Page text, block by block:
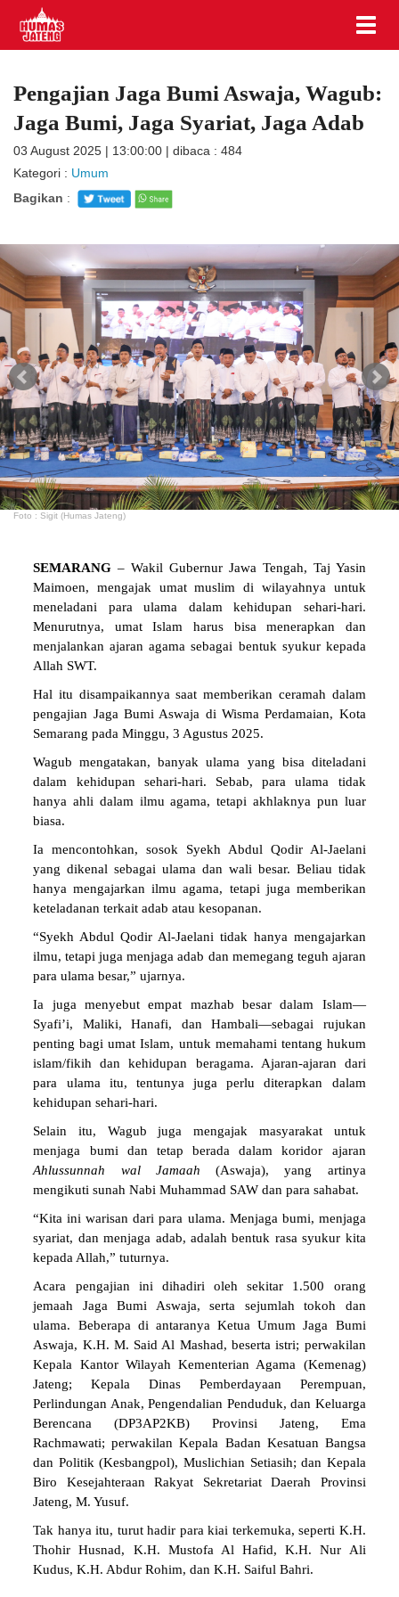
Pengajian Jaga Bumi Aswaja, Wagub:
Jaga Bumi, Jaga Syariat, Jaga Adab
03 August 2025 | 13:00:00 | dibaca : 484
Kategori : Umum
Bagikan :
Foto : Sigit (Humas Jateng)
SEMARANG– Wakil Gubernur Jawa Tengah, Taj Yasin
Maimoen, mengajak umat muslim di wilayahnya untuk
meneladani para ulama dalam kehidupan sehari-hari.
Menurutnya, umat Islam harus bisa menerapkan dan
menjalankan ajaran agama sebagai bentuk syukur kepada
Allah SWT.
Hal itu disampaikannya saat memberikan ceramah dalam
pengajian Jaga Bumi Aswaja di Wisma Perdamaian, Kota
Semarang pada Minggu, 3 Agustus 2025.
Wagub mengatakan, banyak ulama yang bisa diteladani
dalam kehidupan sehari-hari. Sebab, para ulama tidak
hanya ahli dalam ilmu agama, tetapi akhlaknya pun luar
biasa.
Ia mencontohkan, sosok Syekh Abdul Qodir Al-Jaelani
yang dikenal sebagai ulama dan wali besar. Beliau tidak
hanya mengajarkan ilmu agama, tetapi juga memberikan
keteladanan terkait adab atau kesopanan.
“Syekh Abdul Qodir Al-Jaelani tidak hanya mengajarkan
ilmu, tetapi juga menjaga adab dan memegang teguh ajaran
para ulama besar,” ujarnya.
Ia juga menyebut empat mazhab besar dalam Islam—
Syafi’i, Maliki, Hanafi, dan Hambali—sebagai rujukan
penting bagi umat Islam, untuk memahami tentang hukum
islam/fikih dan kehidupan beragama. Ajaran-ajaran dari
para ulama itu, tentunya juga perlu diterapkan dalam
kehidupan sehari-hari.
Selain itu, Wagub juga mengajak masyarakat untuk
menjaga bumi dan tetap berada dalam koridor ajaran
Ahlussunnah wal Jamaah (Aswaja), yang artinya
mengikuti sunah Nabi Muhammad SAW dan para sahabat.
“Kita ini warisan dari para ulama. Menjaga bumi, menjaga
syariat, dan menjaga adab, adalah bentuk rasa syukur kita
kepada Allah,” tuturnya.
Acara pengajian ini dihadiri oleh sekitar 1.500 orang
jemaah Jaga Bumi Aswaja, serta sejumlah tokoh dan
ulama. Beberapa di antaranya Ketua Umum Jaga Bumi
Aswaja, K.H. M. Said Al Mashad, beserta istri; perwakilan
Kepala Kantor Wilayah Kementerian Agama (Kemenag)
Jateng; Kepala Dinas Pemberdayaan Perempuan,
Perlindungan Anak, Pengendalian Penduduk, dan Keluarga
Berencana (DP3AP2KB) Provinsi Jateng, Ema
Rachmawati; perwakilan Kepala Badan Kesatuan Bangsa
dan Politik (Kesbangpol), Muslichian Setiasih; dan Kepala
Biro Kesejahteraan Rakyat Sekretariat Daerah Provinsi
Jateng, M. Yusuf.
Tak hanya itu, turut hadir para kiai terkemuka, seperti K.H.
Thohir Husnad, K.H. Mustofa Al Hafid, K.H. Nur Ali
Kudus, K.H. Abdur Rohim, dan K.H. Saiful Bahri.